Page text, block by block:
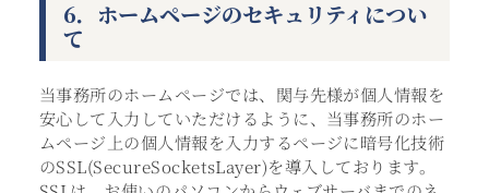
6．ホームページのセキュリティについ
て
当事務所のホームページでは、関与先様が個人情報を
安心して入力していただけるように、当事務所のホー
ムページ上の個人情報を入力するページに暗号化技術
のSSL(SecureSocketsLayer)を導入しております。